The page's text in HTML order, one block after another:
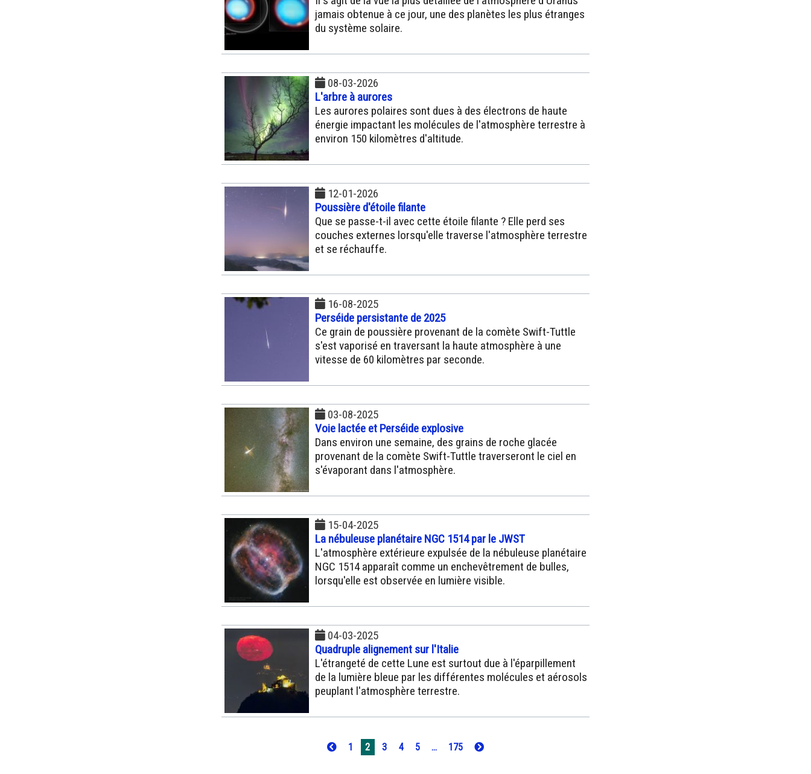
jamais obtenue à ce jour, une des planètes les plus étranges
du système solaire.
08-03-2026
L'arbre à aurores
Les aurores polaires sont dues à des électrons de haute
énergie impactant les molécules de l'atmosphère terrestre à
environ 150 kilomètres d'altitude.
12-01-2026
Poussière d'étoile filante
Que se passe-t-il avec cette étoile filante ? Elle perd ses
couches externes lorsqu'elle traverse l'atmosphère terrestre
et se réchauffe.
16-08-2025
Perséide persistante de 2025
Ce grain de poussière provenant de la comète Swift-Tuttle
s'est vaporisé en traversant la haute atmosphère à une
vitesse de 60 kilomètres par seconde.
03-08-2025
Voie lactée et Perséide explosive
Dans environ une semaine, des grains de roche glacée
provenant de la comète Swift-Tuttle traverseront le ciel en
s'évaporant dans l'atmosphère.
15-04-2025
La nébuleuse planétaire NGC 1514 par le JWST
L'atmosphère extérieure expulsée de la nébuleuse planétaire
NGC 1514 apparaît comme un enchevêtrement de bulles,
lorsqu'elle est observée en lumière visible.
04-03-2025
Quadruple alignement sur l'Italie
L'étrangeté de cette Lune est surtout due à l'éparpillement
de la lumière bleue par les différentes molécules et aérosols
peuplant l'atmosphère terrestre.
1 2 3 4 5 ... 175